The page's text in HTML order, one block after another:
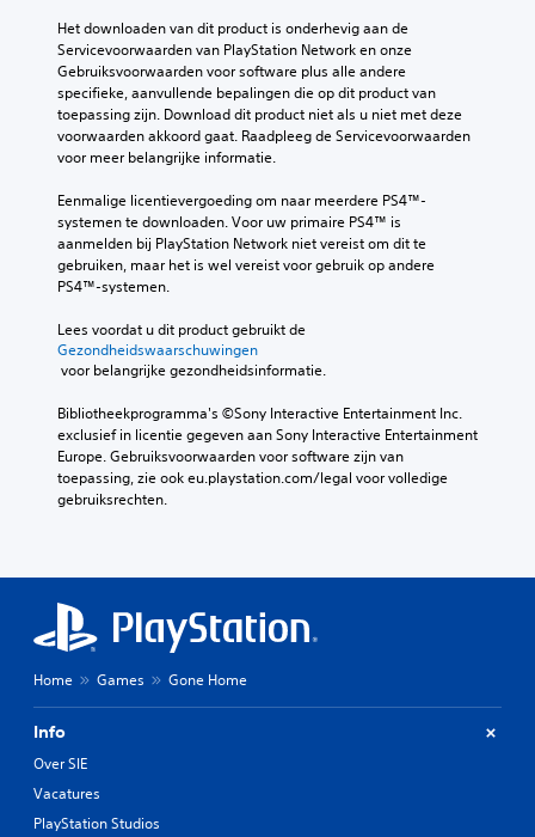
Het downloaden van dit product is onderhevig aan de
Servicevoorwaarden van PlayStation Network en onze
Gebruiksvoorwaarden voor software plus alle andere
specifieke, aanvullende bepalingen die op dit product van
toepassing zijn. Download dit product niet als u niet met deze
voorwaarden akkoord gaat. Raadpleeg de Servicevoorwaarden
voor meer belangrijke informatie.
Eenmalige licentievergoeding om naar meerdere PS4™-
systemen te downloaden. Voor uw primaire PS4™ is
aanmelden bij PlayStation Network niet vereist om dit te
gebruiken, maar het is wel vereist voor gebruik op andere
PS4™-systemen.
Lees voordat u dit product gebruikt de
Gezondheidswaarschuwingen
voor belangrijke gezondheidsinformatie.
Bibliotheekprogramma's ©Sony Interactive Entertainment Inc.
exclusief in licentie gegeven aan Sony Interactive Entertainment
Europe. Gebruiksvoorwaarden voor software zijn van
toepassing, zie ook eu.playstation.com/legal voor volledige
gebruiksrechten.
Home Games Gone Home
Info
Over SIE
Vacatures
PlayStation Studios